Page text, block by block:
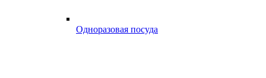
Одноразовая посуда